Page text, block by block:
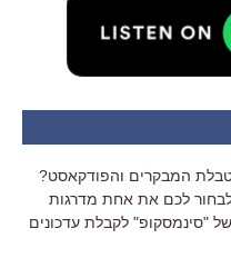
טבלת המבקרים והפודקאסט?
לכם את אחת מדרגות
"סינמסקופ" לקבלת עדכונים